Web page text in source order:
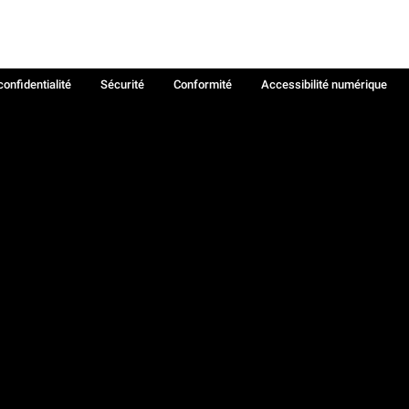
Sécurité Conformité
Accessibilité numérique